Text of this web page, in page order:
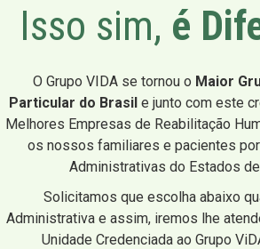
Isso sim, é
O Grupo VIDA se tornou o Maior
Particular do Brasil e junto com este
Melhores Empresas de Reabilitação
os nossos familiares e pacientes
Administrativas do Estados
Solicitamos que escolha abaixo
Administrativa e assim, iremos lhe
Unidade Credenciada ao Grupo